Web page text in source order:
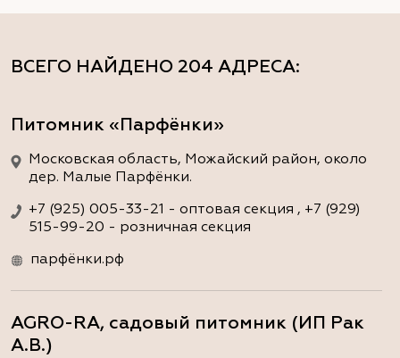
ВСЕГО НАЙДЕНО 204 АДРЕСА:
Питомник «Парфёнки»
Московская область, Можайский район, около
дер. Малые Парфёнки.
+7 (925) 005-33-21 - оптовая секция , +7 (929)
515-99-20 - розничная секция
парфёнки.рф
AGRO-RA, садовый питомник (ИП Рак
А.В.)